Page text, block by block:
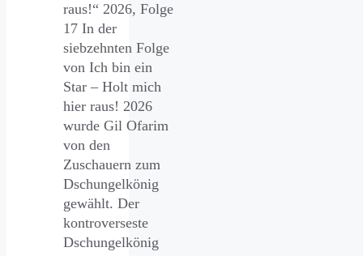
raus!“ 2026, Folge
17 In der
siebzehnten Folge
von Ich bin ein
Star – Holt mich
hier raus! 2026
wurde Gil Ofarim
von den
Zuschauern zum
Dschungelkönig
gewählt. Der
kontroverseste
Dschungelkönig